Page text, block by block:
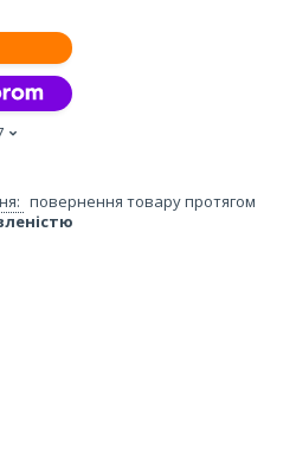
повернення товару протягом